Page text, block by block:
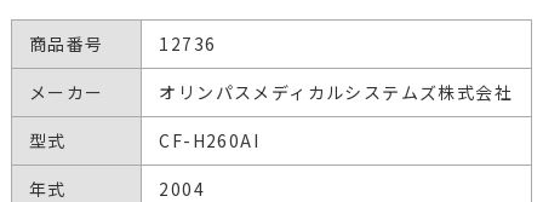
商品番号
12736
メーカー
オリンパスメディカルシステムズ株式会社
型式
CF-H260AI
年式
2004